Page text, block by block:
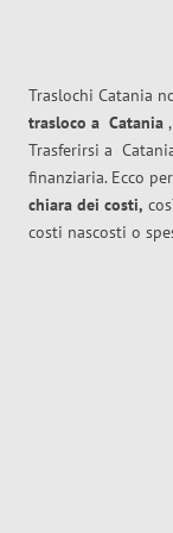
Traslochi Catania
trasloco a Catania
Trasferirsi a
finanziaria. Ecco
chiara dei costi,
costi nascosti o